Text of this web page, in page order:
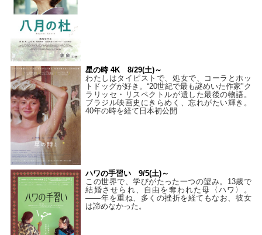
星の時 4K 8/29(土)～
わたしはタイピストで、処⼥で、コーラとホッ
トドッグが好き。“20世紀で最も謎めいた作家”ク
ラリッセ・リスペクトルが遺した最後の物語。
ブラジル映画史にきらめく、忘れがたい輝き。
40年の時を経て⽇本初公開
ハワの手習い 9/5(土)～
この世界で、学びがたった一つの望み。13歳で
結婚させられ、自由を奪われた母〈ハワ〉。
——年を重ね、多くの挫折を経てもなお、彼女
は諦めなかった。